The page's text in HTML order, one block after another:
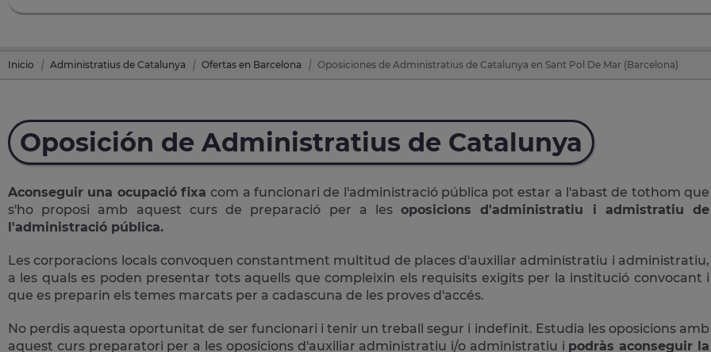
Inicio Administratius de Catalunya Ofertas en Barcelona Oposiciones de Administratius de Catalunya en Sant Pol De Mar (Barcelona)
Oposición de Administratius de Catalunya
Aconseguir una ocupació fixacom a funcionari de l'administració pública pot estar a l'abast de tothom que
s'ho proposi amb aquest curs de preparació per a lesoposicions d'administratiu i admistratiu de
l'administració pública.
Les corporacions locals convoquen constantment multitud de places d'auxiliar administratiu i administratiu,
a les quals es poden presentar tots aquells que compleixin els requisits exigits per la institució convocant i
que es preparin els temes marcats per a cadascuna de les proves d'accés.
No perdis aquesta oportunitat de ser funcionari i tenir un treball segur i indefinit. Estudia les oposicions amb
aquest curs preparatori per a les oposicions d'auxiliar administratiu i/o administratiu i podràs aconseguir la